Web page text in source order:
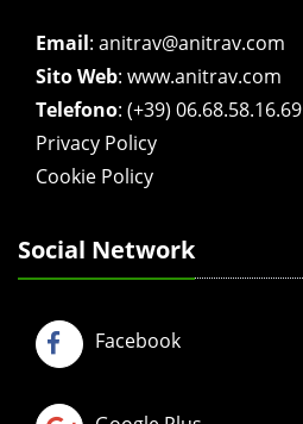
Email: anitrav@anitrav.com
Sito Web: www.anitrav.com
Telefono: (+39) 06.68.58.16.69
Privacy Policy
Cookie Policy
Social Network
Facebook